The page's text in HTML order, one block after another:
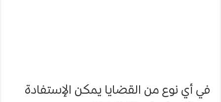
في أي نوع من القضايا يمكن الإستفادة